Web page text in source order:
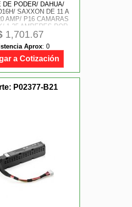
DE PODER/ DAHUA/
SAXXON DE 11 A
AMP/ P16 CAMARAS
1.25 AMPERES POR
CONTRA
FILTRO DE
CANAL/ USO RUDO
1,701.67
Aprox: 0
a Cotización
P02377-B21